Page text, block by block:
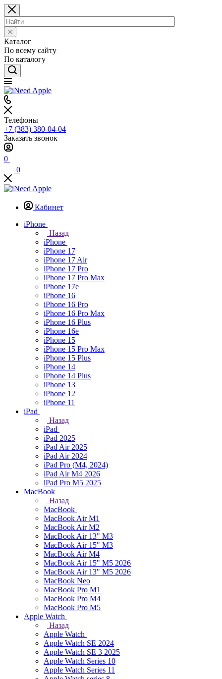
Каталог
По всему сайту
По каталогу
Телефоны
+7 (383) 380-04-04
Заказать звонок
0
0
Кабинет
iPhone
Назад
iPhone
iPhone 17
iPhone 17 Air
iPhone 17 Pro
iPhone 17 Pro Max
iPhone 17e
iPhone 16
iPhone 16 Pro
iPhone 16 Pro Max
iPhone 16 Plus
iPhone 16e
iPhone 15
iPhone 15 Pro Max
iPhone 15 Plus
iPhone 14
iPhone 14 Plus
iPhone 13
iPhone 12
iPhone 11
iPad
Назад
iPad
iPad 2025
iPad Air 2025
iPad Air 2024
iPad Pro (M4, 2024)
iPad Air M4 2026
iPad Pro M5 2025
MacBook
Назад
MacBook
MacBook Air M1
MacBook Air M2
MacBook Air 13" M3
MacBook Air 15" M3
MacBook Air M4
MacBook Air 15" М5 2026
MacBook Air 13" М5 2026
MacBook Neo
MacBook Pro M1
MacBook Pro M4
MacBook Pro M5
Apple Watch
Назад
Apple Watch
Apple Watch SE 2024
Apple Watch SE 3 2025
Apple Watch Series 10
Apple Watch Series 11